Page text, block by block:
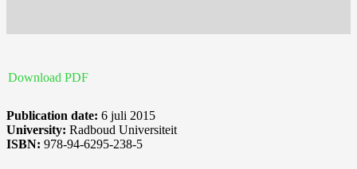
Download PDF
Publication date: 6 juli 2015
University: Radboud Universiteit
ISBN: 978-94-6295-238-5